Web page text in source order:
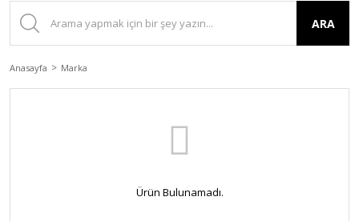
ARA
Anasayfa Marka
Ürün Bulunamadı.